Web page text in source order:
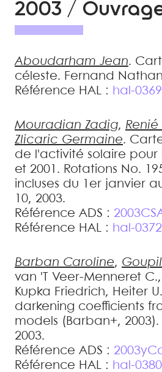
2003 /
Aboudarham Jean.
céleste. Fernand
Référence HAL : hal-
Mouradian Zadig, Renié
Zlicaric Germaine.
de l'activité solaire pour
et 2001. Rotations No.
incluses du 1er janvier
10, 2003.
Référence ADS :
Référence HAL : hal-
Barban Caroline, Goupil
van 'T Veer-Menneret C.,
Kupka Friedrich, Heiter U.
darkening coefficients
models (Barban+, 2003).
2003.
Référence ADS :
Référence HAL : hal-